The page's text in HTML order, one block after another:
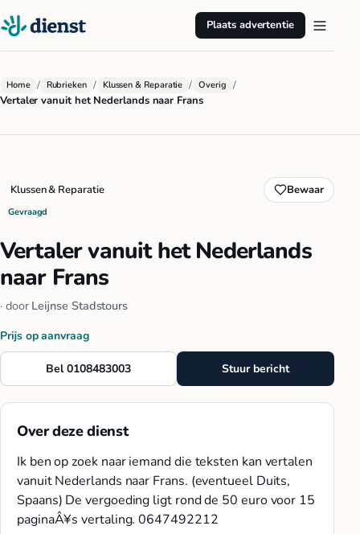
Plaats advertentie
Home / Rubrieken / Klussen & Reparatie / Overig /
Vertaler vanuit het Nederlands naar Frans
Klussen & Reparatie Bewaar
Gevraagd
Vertaler vanuit het Nederlands
naar Frans
· door Leijnse Stadstours
Prijs op aanvraag
Bel 0108483003 Stuur bericht
Over deze dienst
Ik ben op zoek naar iemand die teksten kan vertalen
vanuit Nederlands naar Frans. (eventueel Duits,
Spaans) De vergoeding ligt rond de 50 euro voor 15
paginaÂ¥s vertaling. 0647492212